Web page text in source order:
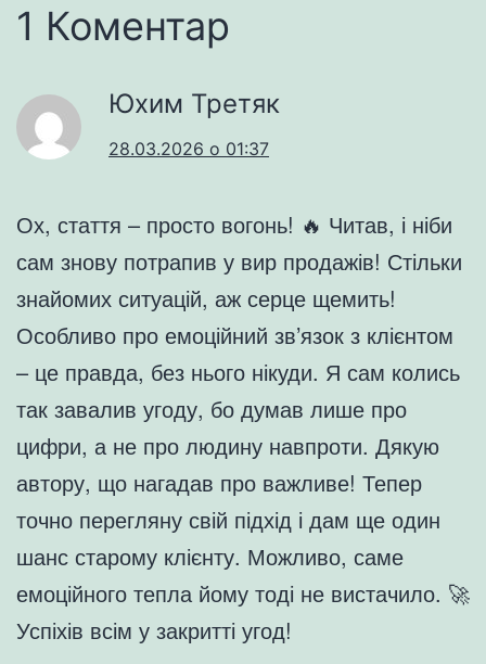
1 Коментар
Юхим Третяк
28.03.2026 о 01:37
Ох, стаття – просто вогонь! 🔥 Читав, і ніби
сам знову потрапив у вир продажів! Стільки
знайомих ситуацій, аж серце щемить!
Особливо про емоційний зв’язок з клієнтом
– це правда, без нього нікуди. Я сам колись
так завалив угоду, бо думав лише про
цифри, а не про людину навпроти. Дякую
автору, що нагадав про важливе! Тепер
точно перегляну свій підхід і дам ще один
шанс старому клієнту. Можливо, саме
емоційного тепла йому тоді не вистачило. 🚀
Успіхів всім у закритті угод!